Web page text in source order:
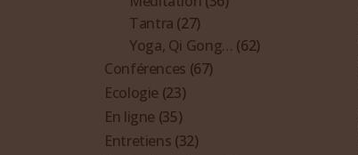
Tantra (27)
Yoga, Qi Gong… (62)
Conférences (67)
Ecologie (23)
En ligne (35)
Entretiens (32)